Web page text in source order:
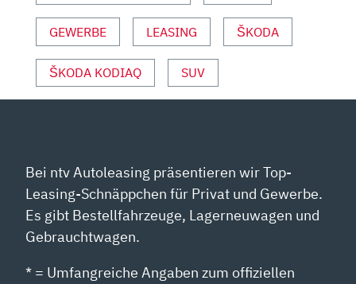
BENZINER
REVIEW“
GEWERBE LEASING ŠKODA
ŠKODA KODIAQ SUV
Bei ntv Autoleasing präsentieren wir Top-
Leasing-Schnäppchen für Privat und Gewerbe.
Es gibt Bestellfahrzeuge, Lagerneuwagen und
Gebrauchtwagen.
* = Umfangreiche Angaben zum offiziellen